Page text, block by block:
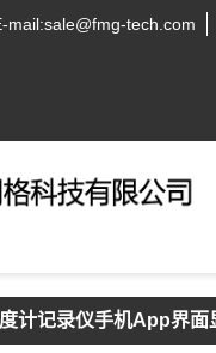
mail:sale@fmg-tech.com
计记录仪手机App界